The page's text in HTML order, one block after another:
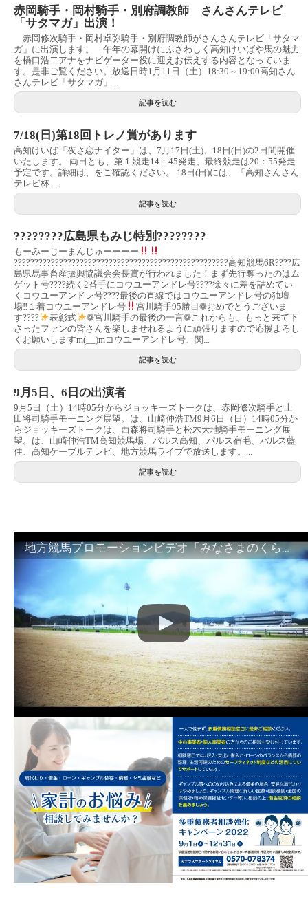
赤岡騎手・岡村騎手・別府調教師 さんさんテレビ
「サタマガ」出演！
赤岡修次騎手・岡村卓弥騎手・別府調教師がさんさんテレビ「サタマ
ガ」に出演します。 午年の幕開けにふさわしく高知けいばや馬の魅力
を橋口浩二アナをナビゲーター役に迎えお伝えする内容となっていま
す。是非ご覧ください。放送日時1月11日（土）18:30～19:00高知さん
さんテレビ「サタマガ」...
記事を読む
7/18(日)第18回トレノ賞があります
高知けいば「夜さ恋ナイター」は、7月17日(土)、18日(日)の2日間開催
いたします。 両日とも、第１競走14：45発走、最終競走は20：55発走
予定です。詳細は、をご確認ください。 18日(日)には、「高知さんさん
テレビ杯 ...
記事を読む
????????広島県もみじ特別????????
もーみーじーまんじゅーーーー
????????????????????????????????????????????????????高知競馬6R????広
島県馬事畜産振興協議会会長賞が行われました！まず先行奪ったのはム
ゲット号????続く2番手にコウユーアンドレ号????徐々に差を詰めてい
くコウユーアンドレ号????最後の直線ではコウユーアンドレ号の独壇
場‼︎１着コウユーアンドレ号
宮川騎手95勝目❁おめでとうございま
す????
表彰式
❁宮川騎手の最後の一言❁これからも、もっと来て下
さったファンの皆さんを楽しませれるように頑張りますので応援よろし
くお願いしますm(__)mコウユーアンドレ号、関...
記事を読む
9月5日、6日の出演者
9月5日（土）14時05分からジョッキーズトークは、赤岡修次騎手と上
田将司騎手モーニング展望。は、山崎伸浩TM9月6日（日）14時05分か
らジョッキーズトークは、西森将司騎手と松木大地騎手モーニング展
望。は、山崎伸浩TM高知競馬場、パルス高知、パルス宿毛、パルス藍
住、高知ケーブルテレビ、地方競馬ライブで放送します。...
記事を読む
地方競馬プロモーションビデオ「みなさまのくらしのために」30秒篇｜NAR公式